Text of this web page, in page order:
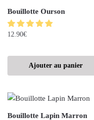
Bouillotte Ourson
12.90€
Ajouter au panier
Bouillotte Lapin Marron